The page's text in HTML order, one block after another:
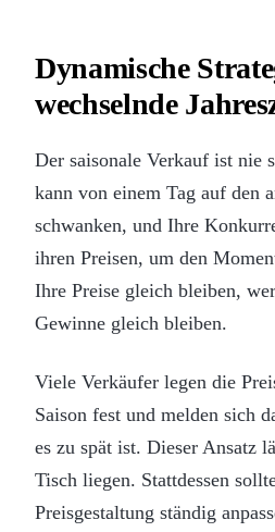
Dynamische
wechselnde
Der saisonale Verkauf ist nie
kann von einem Tag auf den
schwanken, und Ihre
ihren Preisen, um den
Ihre Preise gleich bleiben,
Gewinne gleich bleiben.
Viele Verkäufer legen die
Saison fest und melden sich
es zu spät ist. Dieser Ansatz
Tisch liegen. Stattdessen
Preisgestaltung ständig